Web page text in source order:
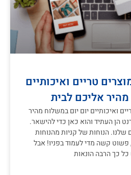
טריים ואיכותיים
אליכם לבית
ואיכותיים יום יום במשלוח מהיר
הן העתיד והוא כאן כדי להישאר.
הנוחות של קניות מהנוחות
קשה מדי לעמוד בפניו! אבל
כל כך הרבה הונאות